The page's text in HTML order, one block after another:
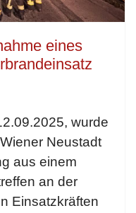
eines
wurde
Neustadt
aus einem
an der
Einsatzkräften